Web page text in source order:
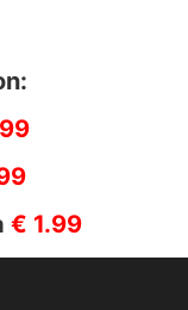
€ 1.99